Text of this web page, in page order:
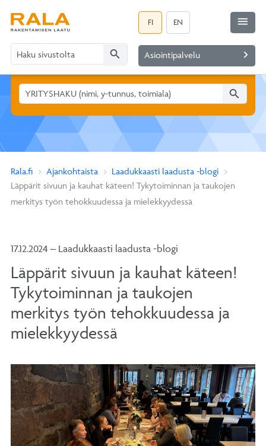
FI EN
search Asiointipalvelu navigate_next
menu
search
Rala.fi Ajankohtaista
Laadukkaasti laadusta -blogi
Läppärit sivuun ja kauhat käteen! Tykytoiminnan ja taukojen
merkitys työn tehokkuudessa ja mielekkyydessä
17.12.2024 – Laadukkaasti laadusta -blogi
Läppärit sivuun ja kauhat käteen!
Tykytoiminnan ja taukojen
merkitys työn tehokkuudessa ja
mielekkyydessä